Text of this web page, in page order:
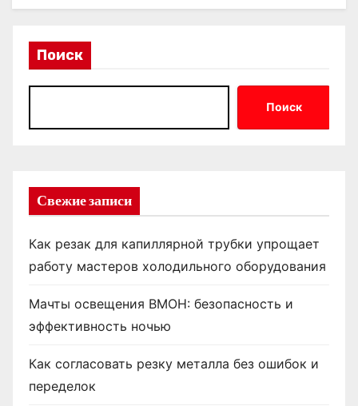
Поиск
Поиск
Свежие записи
Как резак для капиллярной трубки упрощает
работу мастеров холодильного оборудования
Мачты освещения ВМОН: безопасность и
эффективность ночью
Как согласовать резку металла без ошибок и
переделок